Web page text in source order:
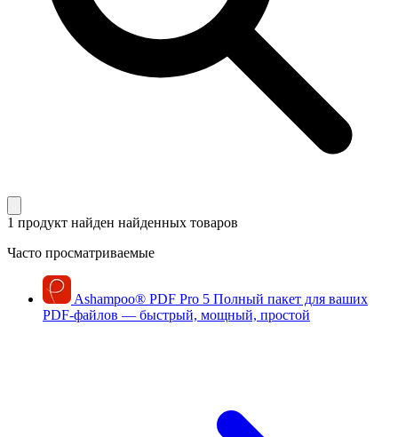
1 продукт найден найденных товаров
Часто просматриваемые
Ashampoo® PDF Pro 5 Полный пакет для ваших
PDF-файлов — быстрый, мощный, простой